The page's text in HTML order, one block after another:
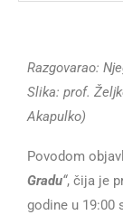
Razgovarao:
Slika: prof.
Akapulko)
Povodom
Gradu“, čija je
godine u 19:00